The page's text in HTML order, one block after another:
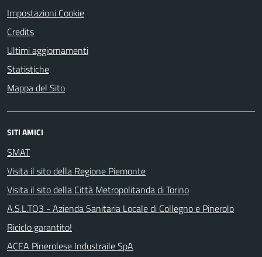
Impostazioni Cookie
Credits
Ultimi aggiornamenti
Statistiche
Mappa del Sito
SITI AMICI
SMAT
Visita il sito della Regione Piemonte
Visita il sito della Città Metropolitanda di Torino
A.S.L.TO3 - Azienda Sanitaria Locale di Collegno e Pinerolo
Riciclo garantito!
ACEA Pinerolese Industraile SpA